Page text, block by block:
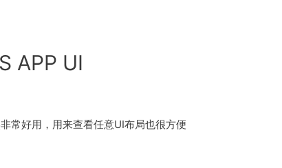
APP UI
常好用，用来查看任意UI布局也很方便